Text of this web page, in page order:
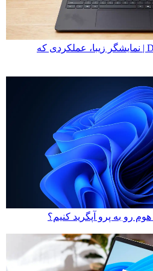
بررسی لپ‌تاپ Dell 16S | نمایشگر زیبا، عملکردی که